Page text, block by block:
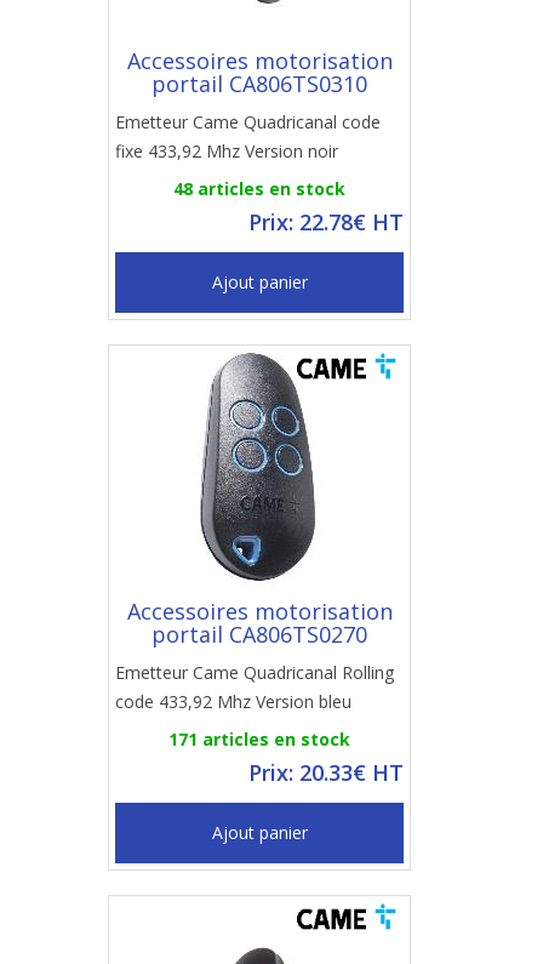
Accessoires motorisation
portail CA806TS0310
Emetteur Came Quadricanal code
fixe 433,92 Mhz Version noir
48 articles en stock
Prix: 22.78€ HT
Ajout panier
Accessoires motorisation
portail CA806TS0270
Emetteur Came Quadricanal Rolling
code 433,92 Mhz Version bleu
171 articles en stock
Prix: 20.33€ HT
Ajout panier